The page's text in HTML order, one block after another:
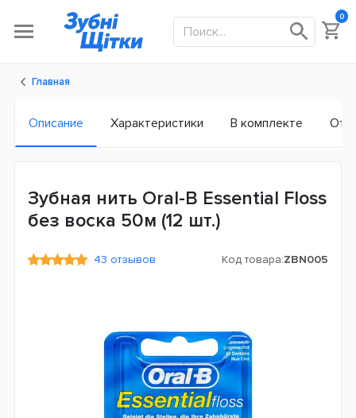
0
Главная
Описание Характеристики В комплекте
Зубная нить Oral-B Essential Floss
без воска 50м (12 шт.)
43 отзывов Код товара:ZBN005